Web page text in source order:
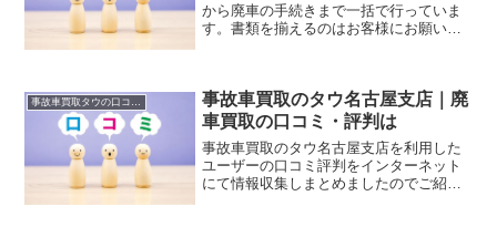
から廃車の手続きまで一括で行っていま
す。書類を揃えるのはお客様にお願いし
て任せることが出来ます。
事故車買取のタウ名古屋支店｜廃
車買取の口コミ・評判は
事故車買取のタウ名古屋支店を利用した
ユーザーの口コミ評判をインターネット
にて情報収集しまとめましたのでご紹介